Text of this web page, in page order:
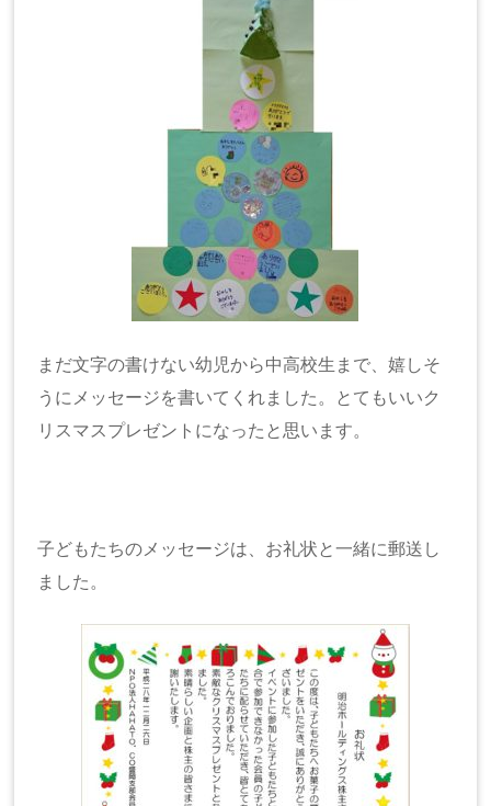
まだ文字の書けない幼児から中高校生まで、嬉しそ
うにメッセージを書いてくれました。とてもいいク
リスマスプレゼントになったと思います。
子どもたちのメッセージは、お礼状と一緒に郵送し
ました。